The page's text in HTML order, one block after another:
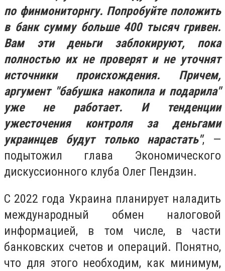
по финмониторнгу. Попробуйте положить
в банк сумму больше 400 тысяч гривен.
Вам эти деньги заблокируют, пока
полностью их не проверят и не уточнят
источники происхождения. Причем,
аргумент "бабушка накопила и подарила"
уже не работает. И тенденции
ужесточения контроля за деньгами
украинцев будут только нарастать", —
подытожил глава Экономического
дискуссионного клуба Олег Пендзин.
С 2022 года Украина планирует наладить
международный обмен налоговой
информацией, в том числе, в части
банковских счетов и операций. Понятно,
что для этого необходим, как минимум,